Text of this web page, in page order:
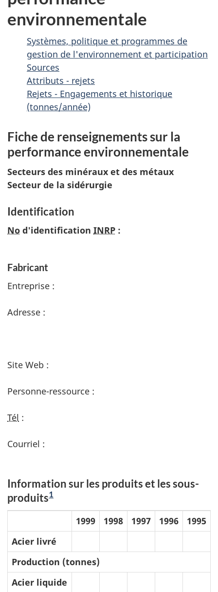
environnementale
Systèmes, politique et programmes de
gestion de l'environnement et participation
Sources
Attributs - rejets
Rejets - Engagements et historique
(tonnes/année)
Fiche de renseignements sur la
performance environnementale
Secteurs des minéraux et des métaux
Secteur de la sidérurgie
Identification
No d'identification INRP :
Fabricant
Entreprise :
Adresse :
Site Web :
Personne-ressource :
Tél :
Courriel :
Information sur les produits et les sous-
produits1
1999 1998 1997 1996
1995
Acier livré
Production (tonnes)
Acier liquide